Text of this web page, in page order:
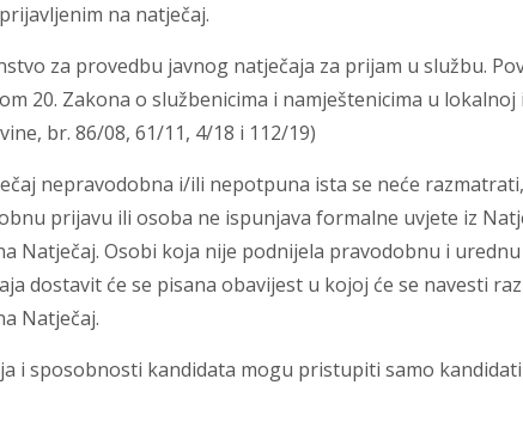
na natječaj.
za provedbu javnog natječaja za prijam u službu.
20. Zakona o službenicima i namještenicima u
br. 86/08, 61/11, 4/18 i 112/19)
nepravodobna i/ili nepotpuna ista se neće
prijavu ili osoba ne ispunjava formalne uvjete iz
Natječaj. Osobi koja nije podnijela pravodobnu i
dostavit će se pisana obavijest u kojoj će se navesti
Natječaj.
i sposobnosti kandidata mogu pristupiti samo